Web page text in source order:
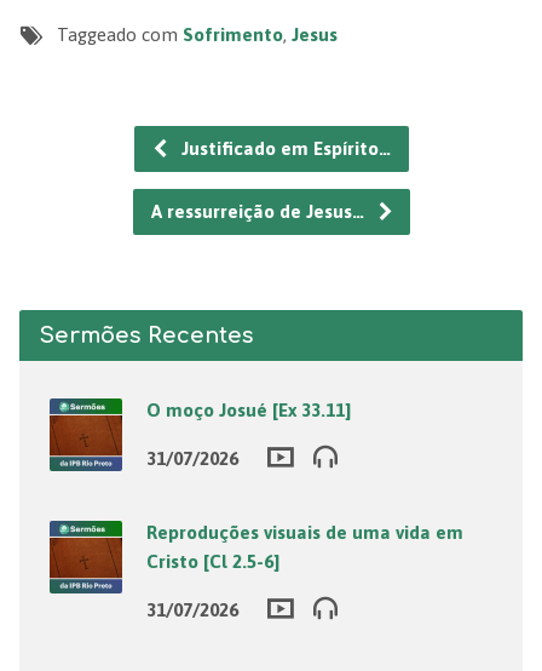
Taggeado com Sofrimento, Jesus
Justificado em Espírito…
A ressurreição de Jesus…
Sermões Recentes
O moço Josué [Ex 33.11]
31/07/2026
Reproduções visuais de uma vida em
Cristo [Cl 2.5-6]
31/07/2026